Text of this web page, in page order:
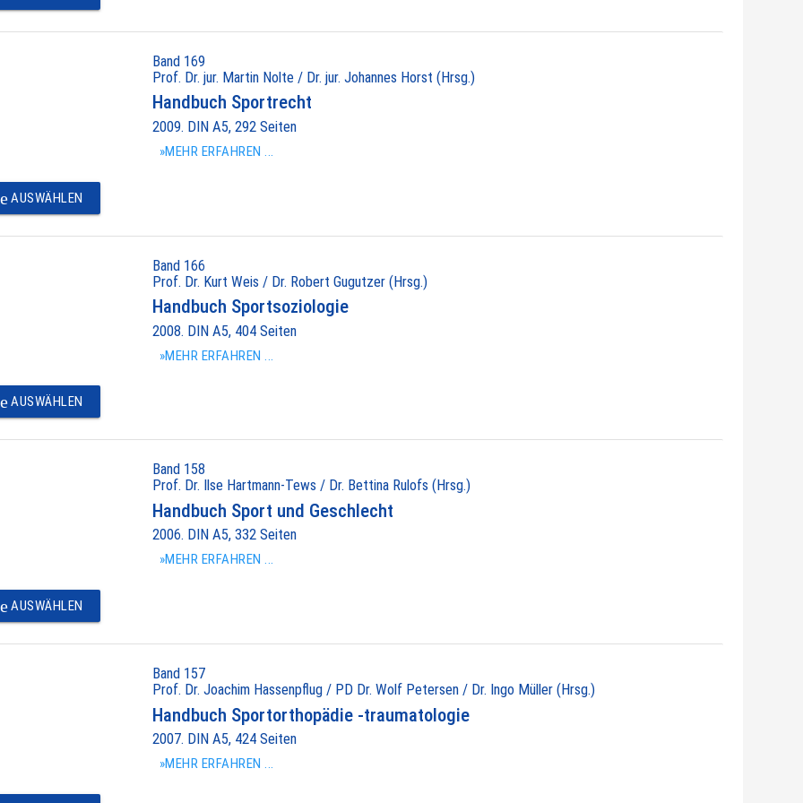
Band 169
Prof. Dr. jur. Martin Nolte / Dr. jur. Johannes Horst (Hrsg.)
Handbuch Sportrecht
2009. DIN A5, 292 Seiten
»MEHR ERFAHREN ...
AUSWÄHLEN
Band 166
Prof. Dr. Kurt Weis / Dr. Robert Gugutzer (Hrsg.)
Handbuch Sportsoziologie
2008. DIN A5, 404 Seiten
»MEHR ERFAHREN ...
AUSWÄHLEN
Band 158
Prof. Dr. Ilse Hartmann-Tews / Dr. Bettina Rulofs (Hrsg.)
Handbuch Sport und Geschlecht
2006. DIN A5, 332 Seiten
»MEHR ERFAHREN ...
AUSWÄHLEN
Band 157
Prof. Dr. Joachim Hassenpflug / PD Dr. Wolf Petersen / Dr. Ingo Müller (Hrsg.)
Handbuch Sportorthopädie -traumatologie
2007. DIN A5, 424 Seiten
»MEHR ERFAHREN ...